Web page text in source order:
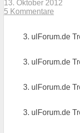
13. Oktober 2012
5 Kommentare
3. ulForum.de
3. ulForum.de
3. ulForum.de
3. ulForum.de